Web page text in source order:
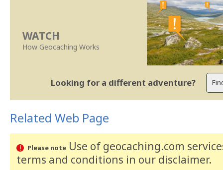
WATCH
How Geocaching Works
Looking for a different adventure?
Related Web Page
Please noteUse of geocaching.com
terms and conditions in our disclaimer.